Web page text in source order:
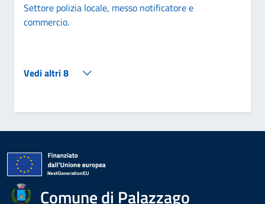
Settore polizia locale, messo notificatore e
commercio.
Vedi altri 8
Comune di Palazzago